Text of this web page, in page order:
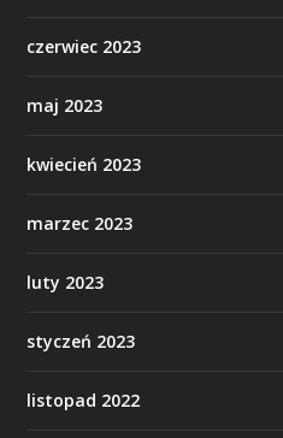
czerwiec 2023
maj 2023
kwiecień 2023
marzec 2023
luty 2023
styczeń 2023
listopad 2022